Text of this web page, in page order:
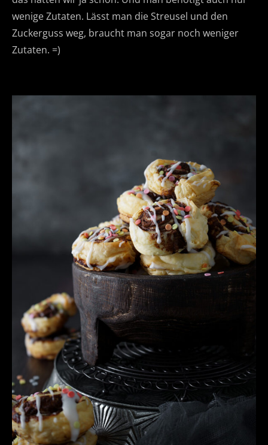
wenige Zutaten. Lässt man die Streusel und den
Zuckerguss weg, braucht man sogar noch weniger
Zutaten. =)